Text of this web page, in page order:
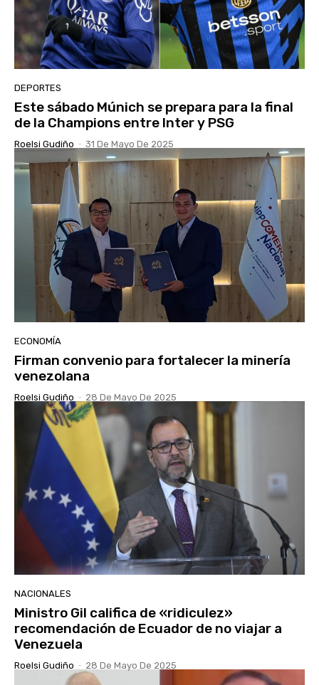
DEPORTES
Este sábado Múnich se prepara para la final
de la Champions entre Inter y PSG
Roelsi Gudiño - 31 De Mayo De 2025
ECONOMÍA
Firman convenio para fortalecer la minería
venezolana
Roelsi Gudiño - 28 De Mayo De 2025
NACIONALES
Ministro Gil califica de «ridiculez»
recomendación de Ecuador de no viajar a
Venezuela
Roelsi Gudiño - 28 De Mayo De 2025